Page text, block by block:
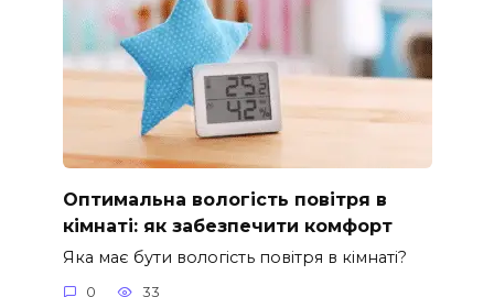
Оптимальна вологість повітря в
кімнаті: як забезпечити комфорт
Яка має бути вологість повітря в кімнаті?
0 33